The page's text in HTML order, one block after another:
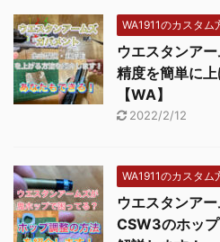
WA1911のカスタム
ウエスタンア
精度を簡単に
【WA】
2022/2/12
WA1911のカスタム
ウエスタンア
CSW3のホッ